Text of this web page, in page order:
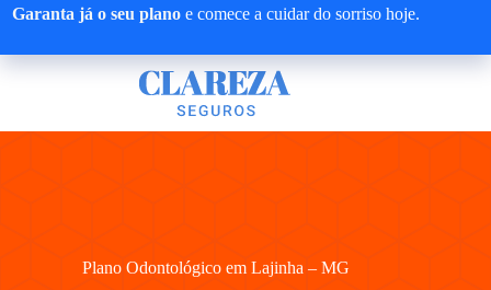
Pular
Garanta já o seu plano e comece a cuidar do sorriso hoje.
Plano Odontológico em Lajinha – MG